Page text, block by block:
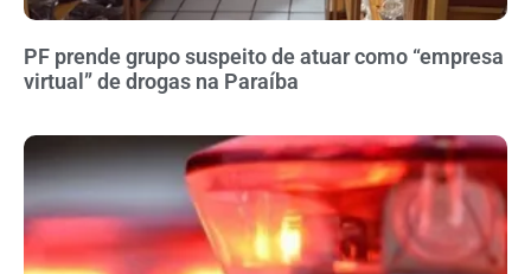
PF prende grupo suspeito de atuar como “empresa
virtual” de drogas na Paraíba